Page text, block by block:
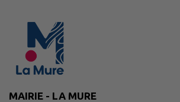
MAIRIE - LA MURE